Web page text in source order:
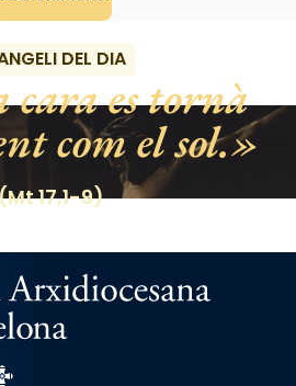
DEL DIA
cara es tornà
com el sol.
17,1-9)
Estel Cristiana